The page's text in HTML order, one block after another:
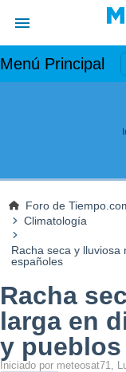
Menú Principal
Foro de
Climatología
Racha seca y
españoles
Racha
larga en
y
Iniciado por meteosat71,